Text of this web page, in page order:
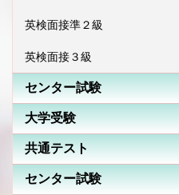
英検面接準２級
英検面接３級
センター試験
大学受験
共通テスト
センター試験